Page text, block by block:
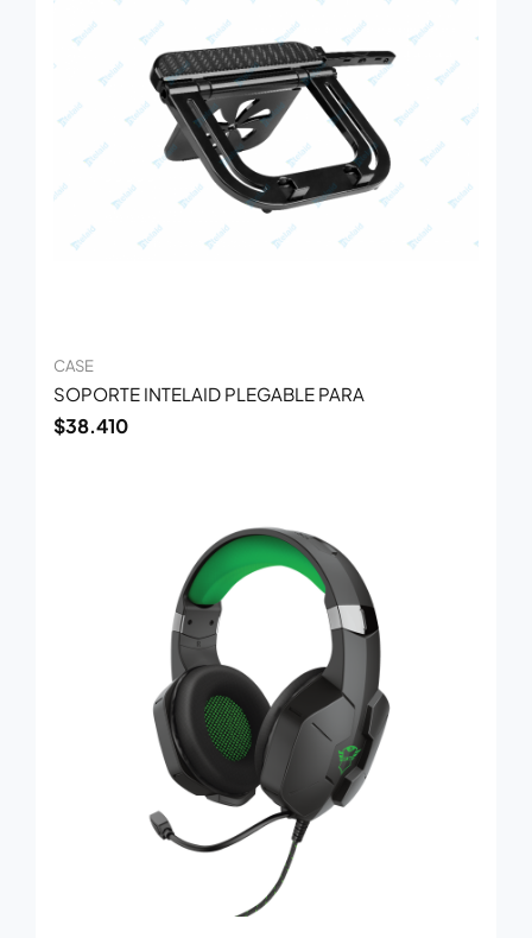
CASE
SOPORTE INTELAID PLEGABLE PARA
$38.410